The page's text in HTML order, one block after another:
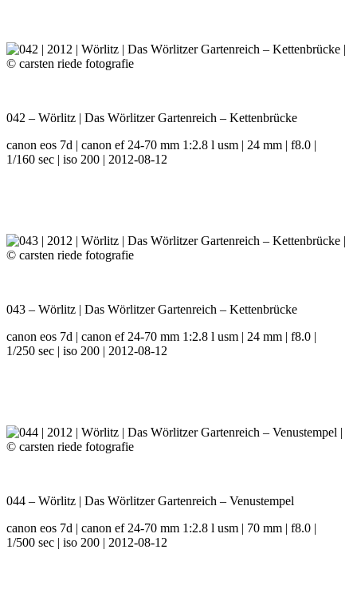
042 – Wörlitz | Das Wörlitzer Gartenreich – Kettenbrücke
canon eos 7d | canon ef 24-70 mm 1:2.8 l usm | 24 mm | f8.0 |
1/160 sec | iso 200 | 2012-08-12
043 – Wörlitz | Das Wörlitzer Gartenreich – Kettenbrücke
canon eos 7d | canon ef 24-70 mm 1:2.8 l usm | 24 mm | f8.0 |
1/250 sec | iso 200 | 2012-08-12
044 – Wörlitz | Das Wörlitzer Gartenreich – Venustempel
canon eos 7d | canon ef 24-70 mm 1:2.8 l usm | 70 mm | f8.0 |
1/500 sec | iso 200 | 2012-08-12